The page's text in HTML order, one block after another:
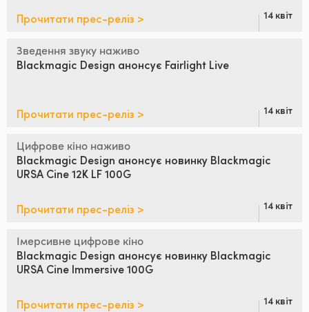
Portugal
South Africa
Spain
Sweden
Chinese Taipei
Turkey
UAE
Прочитати прес-реліз > 14 квіт
Зведення звуку наживо
Blackmagic Design анонсує Fairlight Live
Прочитати прес-реліз > 14 квіт
Цифрове кіно наживо
Blackmagic Design анонсує новинку Blackmagic
URSA Cine 12K LF 100G
Прочитати прес-реліз > 14 квіт
Імерсивне цифрове кіно
Blackmagic Design анонсує новинку Blackmagic
URSA Cine Immersive 100G
Прочитати прес-реліз > 14 квіт